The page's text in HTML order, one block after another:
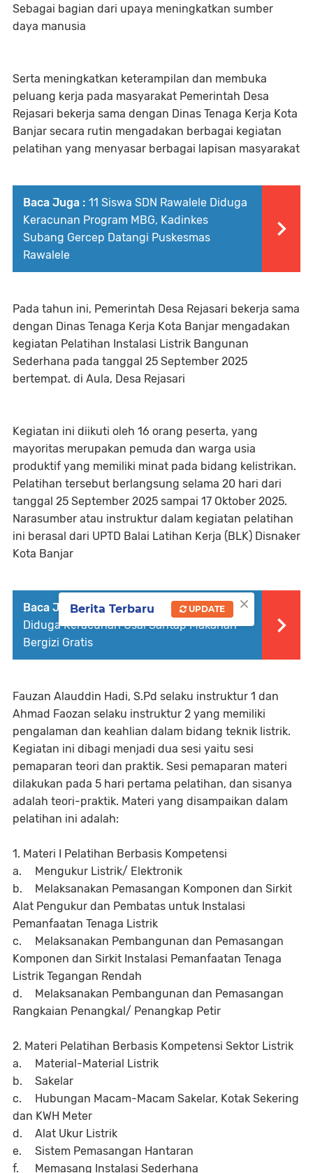
Sebagai bagian dari upaya meningkatkan sumber
daya manusia
Serta meningkatkan keterampilan dan membuka
peluang kerja pada masyarakat Pemerintah Desa
Rejasari bekerja sama dengan Dinas Tenaga Kerja Kota
Banjar secara rutin mengadakan berbagai kegiatan
pelatihan yang menyasar berbagai lapisan masyarakat
Baca Juga : 11 Siswa SDN Rawalele Diduga
Keracunan Program MBG, Kadinkes
Subang Gercep Datangi Puskesmas
Rawalele
Pada tahun ini, Pemerintah Desa Rejasari bekerja sama
dengan Dinas Tenaga Kerja Kota Banjar mengadakan
kegiatan Pelatihan Instalasi Listrik Bangunan
Sederhana pada tanggal 25 September 2025
bertempat. di Aula, Desa Rejasari
Kegiatan ini diikuti oleh 16 orang peserta, yang
mayoritas merupakan pemuda dan warga usia
produktif yang memiliki minat pada bidang kelistrikan.
Pelatihan tersebut berlangsung selama 20 hari dari
tanggal 25 September 2025 sampai 17 Oktober 2025.
Narasumber atau instruktur dalam kegiatan pelatihan
ini berasal dari UPTD Balai Latihan Kerja (BLK) Disnaker
Kota Banjar
Baca Juga : Puluhan Pelajar Di Sumedang
Diduga Keracunan Usai Santap Makanan
Bergizi Gratis
Fauzan Alauddin Hadi, S.Pd selaku instruktur 1 dan
Ahmad Faozan selaku instruktur 2 yang memiliki
pengalaman dan keahlian dalam bidang teknik listrik.
Kegiatan ini dibagi menjadi dua sesi yaitu sesi
pemaparan teori dan praktik. Sesi pemaparan materi
dilakukan pada 5 hari pertama pelatihan, dan sisanya
adalah teori-praktik. Materi yang disampaikan dalam
pelatihan ini adalah:
1. Materi I Pelatihan Berbasis Kompetensi
a.
Mengukur Listrik/ Elektronik
b.
Melaksanakan Pemasangan Komponen dan Sirkit
Alat Pengukur dan Pembatas untuk Instalasi
Pemanfaatan Tenaga Listrik
c.
Melaksanakan Pembangunan dan Pemasangan
Komponen dan Sirkit Instalasi Pemanfaatan Tenaga
Listrik Tegangan Rendah
d.
Melaksanakan Pembangunan dan Pemasangan
Rangkaian Penangkal/ Penangkap Petir
2. Materi Pelatihan Berbasis Kompetensi Sektor Listrik
a.
Material-Material Listrik
b.
Sakelar
c.
Hubungan Macam-Macam Sakelar, Kotak Sekering
dan KWH Meter
d.
Alat Ukur Listrik
e.
Sistem Pemasangan Hantaran
f.
Memasang Instalasi Sederhana
×
Berita Terbaru UPDATE